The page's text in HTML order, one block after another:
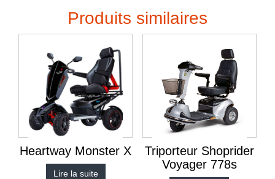
Produits similaires
Heartway Monster X
Lire la suite
Triporteur Shoprider
Voyager 778s